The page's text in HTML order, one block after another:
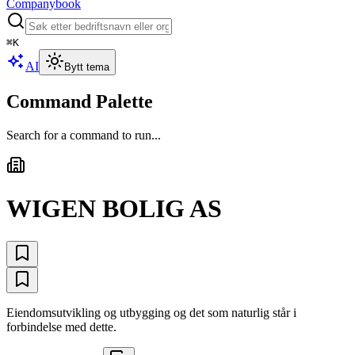
Companybook
⌘K
AI Bytt tema
Command Palette
Search for a command to run...
WIGEN BOLIG AS
Eiendomsutvikling og utbygging og det som naturlig står i
forbindelse med dette.